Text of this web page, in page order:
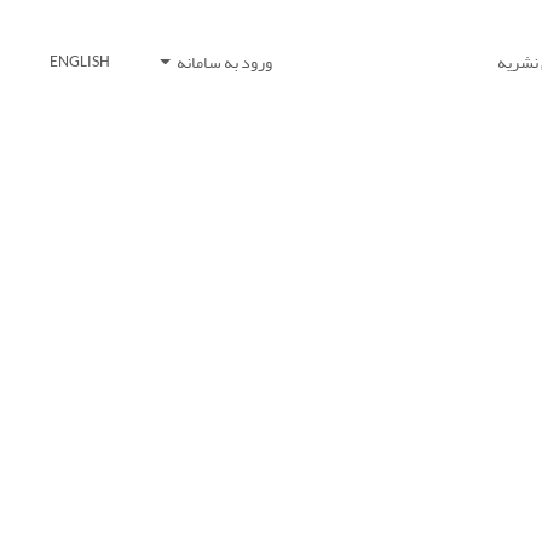
نشریه ورود به سامانه ENGLISH